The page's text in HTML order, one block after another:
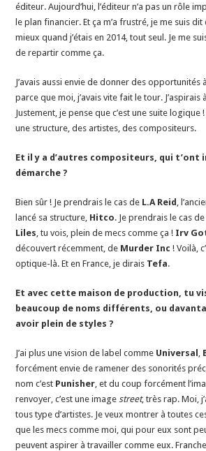
éditeur. Aujourd’hui, l’éditeur n’a pas un rôle
le plan financier. Et ça m’a frustré, je me suis dit
mieux quand j’étais en 2014, tout seul. Je me
de repartir comme ça.
J’avais aussi envie de donner des opportunités
parce que moi, j’avais vite fait le tour. J’aspirais
Justement, je pense que c’est une suite
une structure, des artistes, des compositeurs.
Et il y a d’autres compositeurs, qui t’ont
démarche ?
Bien sûr ! Je prendrais le cas de L.A Reid ,
lancé sa structure, Hitco. Je prendrais le cas de
Liles , tu vois, plein de mecs comme ça ! Irv
découvert récemment, de Murder Inc ! Voilà,
optique-là. Et en France, je dirais Tefa.
Et avec cette maison de production, tu
beaucoup de noms différents, ou
avoir plein de styles ?
J’ai plus une vision de label comme Universal
forcément envie de ramener des sonorités
nom c’est Punisher , et du coup forcément
renvoyer, c’est une image street, très rap. Moi,
tous type d’artistes. Je veux montrer à toutes
que les mecs comme moi, qui pour eux sont
peuvent aspirer à travailler comme eux.